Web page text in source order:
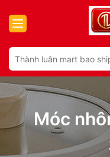
Móc